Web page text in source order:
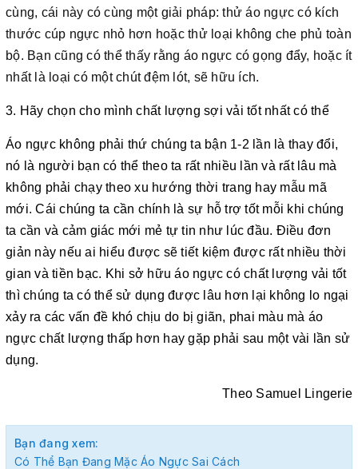
cùng, cái này có cùng một giải pháp: thử áo ngực có kích
thước cúp ngực nhỏ hơn hoặc thử loại không che phủ toàn
bộ. Bạn cũng có thể thấy rằng áo ngực có gọng đẩy, hoặc ít
nhất là loại có một chút đệm lót, sẽ hữu ích.
3. Hãy chọn cho mình chất lượng sợi vải tốt nhất có thể
Áo ngực không phải thứ chúng ta bận 1-2 lần là thay đổi,
nó là người bạn có thể theo ta rất nhiều lần và rất lâu mà
không phải chạy theo xu hướng thời trang hay mẫu mã
mới. Cái chúng ta cần chính là sự hỗ trợ tốt mỗi khi chúng
ta cần và cảm giác mới mẻ tự tin như lúc đầu. Điều đơn
giản này nếu ai hiểu được sẽ tiết kiệm được rất nhiều thời
gian và tiền bạc. Khi sở hữu áo ngực có chất lượng vải tốt
thì chúng ta có thể sử dụng được lâu hơn lại không lo ngại
xảy ra các vấn đề khó chịu do bị giãn, phai màu mà áo
ngực chất lượng thấp hơn hay gặp phải sau một vài lần sử
dụng.
Theo Samuel Lingerie
Bạn đang xem:
Có Thể Bạn Đang Mặc Áo Ngực Sai Cách